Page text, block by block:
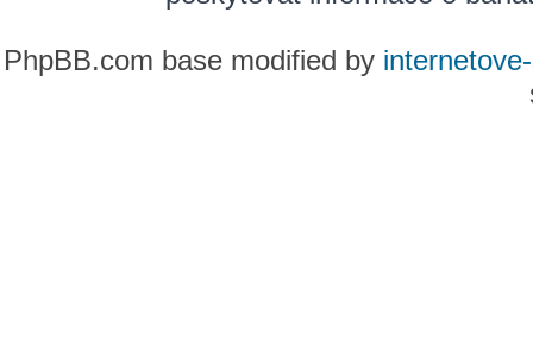
PhpBB.com base modified by